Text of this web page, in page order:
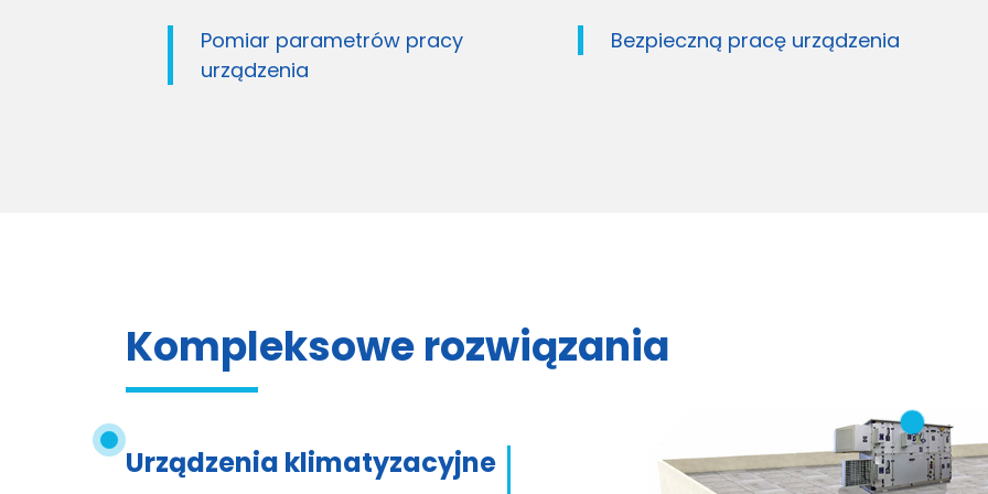
Bezpieczną pracę urządzenia
Kontrolę funkcji całego
Kompleksowe rozwiązania
Urządzenia klimatyzacyjne